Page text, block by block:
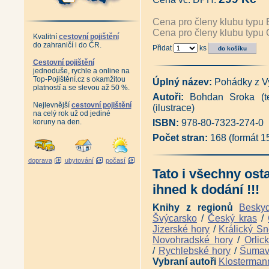
Kvalitní cestovní pojištění
do zahraničí i do ČR.
Cestovní pojištění
jednoduše, rychle a online na
Top-Pojištění.cz s okamžitou
platností a se slevou až 50 %.
Nejlevnější cestovní pojištění
na celý rok už od jediné
koruny na den.
doprava ubytování počasí
Pověsti z Vysočiny III (Jan
Sto a jedna pověst z Polné a
Kamenická řemesla (Míla
Lovy na Vysočině (Josef
Lovy v Jeseníkách a na
Kraj návratů i setrvání (Věra
Vysočina - Portrét kraje
Vysočina genius loci (Vladimír
Vysočina - Toulky přírodou
Vysočina (Vladimír Kunc)|
Antikvariát - Vysočina ve
Vysočina - hrady, zámky,
Vysočina do kapsy + DVD
Mikoláš Klečkovský čili
Kasalová)|
Život v povodí Želivky na
Želivka - naše řeka (František
Sázava - řeka protkaná
Výlety podél Sázavy (Ivan
Tajemné stezky - Horním
Železniční tratě z Jihlavy do
Železniční trať Jihlava -
Železniční trať Německý Brod
Železniční trať Německý
Cena pro členy klubu typu
Cena pro členy klubu typu
Přidat ks
Úplný název: Pohádky z
Autoři: Bohdan Sroka
(ilustrace)
ISBN: 978-80-7323-274-0
Počet stran: 168 (formát
Tato i všechny
ihned k dodání !!!
Knihy z regionů
Švýcarsko / Český kras /
Jizerské hory / Králický
Novohradské hory/
/ Rychlebské hory /
Vybraní autoři